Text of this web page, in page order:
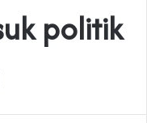
politik